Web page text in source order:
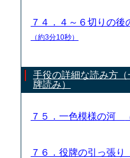
７４．４～６切りの
（約3分10秒）
手役の詳細な読み方
牌読み）
７５．一色模様の河
７６．役牌の引っ張り